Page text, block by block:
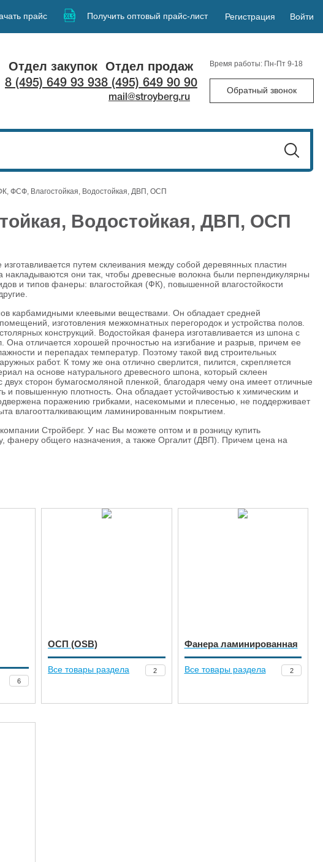
прайс Получить оптовый прайс-лист Регистрация Войти
Отдел закупок
8 (495) 649 93 93
Отдел продаж
8 (495) 649 90 90
mail@stroyberg.ru
Время работы: Пн-Пт 9-18
Обратный звонок
ФСФ, Влагостойкая, Водостойкая, ДВП, ОСП
Водостойкая, ДВП, ОСП
путем склеивания между собой деревянных пластин
они так, чтобы древесные волокна были перпендикулярны
и типов фанеры: влагостойкая (ФК), повышенной влагостойкости
карбамидными клеевыми веществами. Он обладает средней
изготовления межкомнатных перегородок и устройства полов.
конструкций. Водостойкая фанера изготавливается из шпона с
отличается хорошей прочностью на изгибание и разрыв, причем ее
и перепадах температур. Поэтому такой вид строительных
работ. К тому же она отлично сверлится, пилится, скрепляется
на основе натурального древесного шпона, который склеен
сторон бумагосмоляной пленкой, благодаря чему она имеет отличные
и повышенную плотность. Она обладает устойчивостью к химическим и
поражению грибками, насекомыми и плесенью, не поддерживает
влагоотталкивающим ламинированным покрытием.
Стройберг. У нас Вы можете оптом и в розницу купить
фанеру общего назначения, а также Оргалит (ДВП). Причем цена на
6
ОСП (OSB)
Все товары раздела 2
Фанера ламинированная
Все товары раздела 2